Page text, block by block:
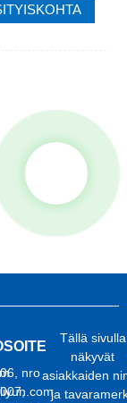
nro
Tällä sivulla
näkyvät
asiakkaiden
ja